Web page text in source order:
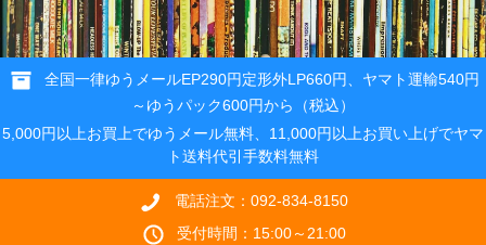
全国一律ゆうメールEP290円定形外LP660円、ヤマト運輸540円
～ゆうパック600円から（税込）
5,000円以上お買上でゆうメール無料、11,000円以上お買い上げでヤマ
ト送料代引手数料無料
電話注文：092-834-8150
受付時間：15:00～21:00